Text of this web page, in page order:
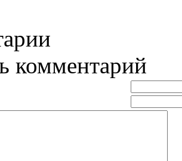
комментарий